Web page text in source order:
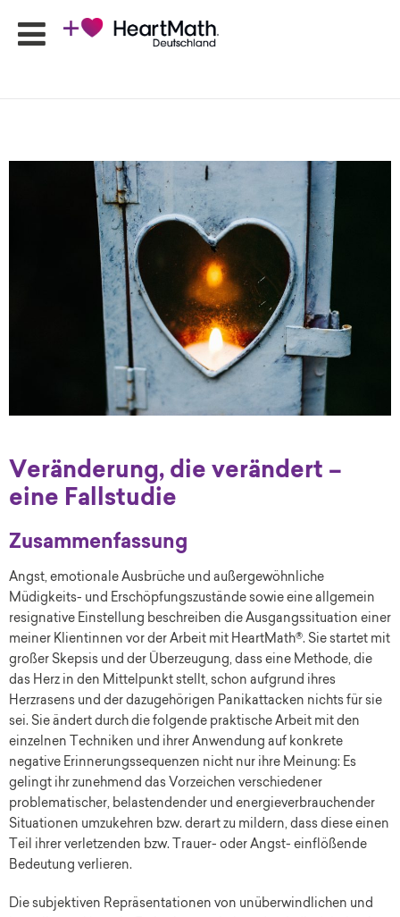
Ansprechpartner
Veränderung, die verändert –
eine Fallstudie
Zusammenfassung
Angst, emotionale Ausbrüche und außergewöhnliche
Müdigkeits- und Erschöpfungszustände sowie eine allgemein
resignative Einstellung beschreiben die Ausgangssituation einer
meiner Klientinnen vor der Arbeit mit HeartMath®. Sie startet mit
großer Skepsis und der Überzeugung, dass eine Methode, die
das Herz in den Mittelpunkt stellt, schon aufgrund ihres
Herzrasens und der dazugehörigen Panikattacken nichts für sie
sei. Sie ändert durch die folgende praktische Arbeit mit den
einzelnen Techniken und ihrer Anwendung auf konkrete
negative Erinnerungssequenzen nicht nur ihre Meinung: Es
gelingt ihr zunehmend das Vorzeichen verschiedener
problematischer, belastendender und energieverbrauchender
Situationen umzukehren bzw. derart zu mildern, dass diese einen
Teil ihrer verletzenden bzw. Trauer- oder Angst- einflößende
Bedeutung verlieren.
Die subjektiven Repräsentationen von unüberwindlichen und